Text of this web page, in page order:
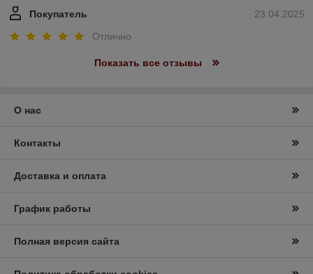
23.04.2025
Покупатель
Отлично
Показать все отзывы
О нас
Контакты
Доставка и оплата
График работы
Полная версия сайта